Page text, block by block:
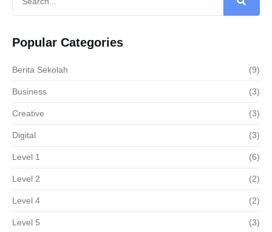
Popular Categories
Berita Sekolah (9)
Business (3)
Creative (3)
Digital (3)
Level 1 (6)
Level 2 (2)
Level 4 (2)
Level 5 (3)